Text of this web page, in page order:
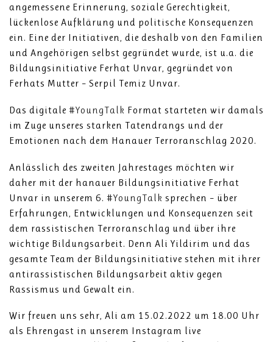
angemessene Erinnerung, soziale Gerechtigkeit,
lückenlose Aufklärung und politische Konsequenzen
ein. Eine der Initiativen, die deshalb von den Familien
und Angehörigen selbst gegründet wurde, ist u.a. die
Bildungsinitiative Ferhat Unvar, gegründet von
Ferhats Mutter – Serpil Temiz Unvar.
Das digitale #YoungTalk Format starteten wir damals
im Zuge unseres starken Tatendrangs und der
Emotionen nach dem Hanauer Terroranschlag 2020.
Anlässlich des zweiten Jahrestages möchten wir
daher mit der hanauer Bildungsinitiative Ferhat
Unvar in unserem 6. #YoungTalk sprechen – über
Erfahrungen, Entwicklungen und Konsequenzen seit
dem rassistischen Terroranschlag und über ihre
wichtige Bildungsarbeit. Denn Ali Yildirim und das
gesamte Team der Bildungsinitiative stehen mit ihrer
antirassistischen Bildungsarbeit aktiv gegen
Rassismus und Gewalt ein.
Wir freuen uns sehr, Ali am 15.02.2022 um 18.00 Uhr
als Ehrengast in unserem Instagram live